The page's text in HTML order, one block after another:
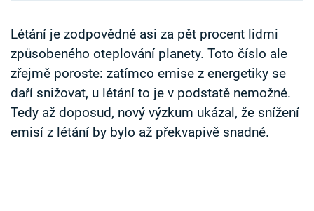
Sledujte nás
Létání je zodpovědné asi za pět procent lidmi
způsobeného oteplování planety. Toto číslo ale
zřejmě poroste: zatímco emise z energetiky se
daří snižovat, u létání to je v podstatě nemožné.
Tedy až doposud, nový výzkum ukázal, že snížení
emisí z létání by bylo až překvapivě snadné.